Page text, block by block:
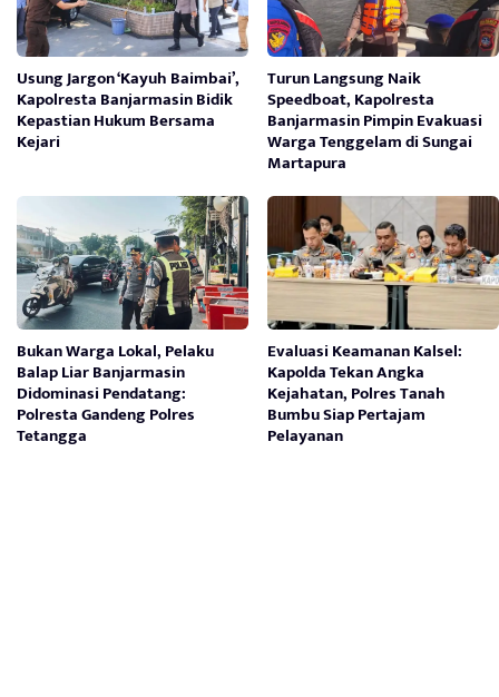
Usung Jargon ‘Kayuh Baimbai’,
Kapolresta Banjarmasin Bidik
Kepastian Hukum Bersama
Kejari
Turun Langsung Naik
Speedboat, Kapolresta
Banjarmasin Pimpin Evakuasi
Warga Tenggelam di Sungai
Martapura
Bukan Warga Lokal, Pelaku
Balap Liar Banjarmasin
Didominasi Pendatang:
Polresta Gandeng Polres
Tetangga
Evaluasi Keamanan Kalsel:
Kapolda Tekan Angka
Kejahatan, Polres Tanah
Bumbu Siap Pertajam
Pelayanan